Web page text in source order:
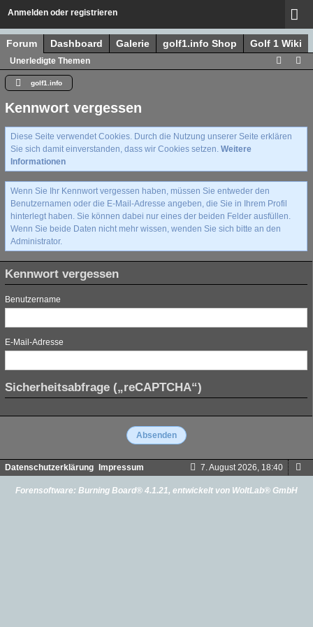
Anmelden oder registrieren
Forum Dashboard Galerie golf1.info Shop Golf 1 Wiki
Unerledigte Themen
golf1.info
Kennwort vergessen
Diese Seite verwendet Cookies. Durch die Nutzung unserer Seite erklären
Sie sich damit einverstanden, dass wir Cookies setzen. Weitere
Informationen
Wenn Sie Ihr Kennwort vergessen haben, müssen Sie entweder den
Benutzernamen oder die E-Mail-Adresse angeben, die Sie in Ihrem Profil
hinterlegt haben. Sie können dabei nur eines der beiden Felder ausfüllen.
Wenn Sie beide Daten nicht mehr wissen, wenden Sie sich bitte an den
Administrator.
Kennwort vergessen
Benutzername
E-Mail-Adresse
Sicherheitsabfrage („reCAPTCHA“)
Datenschutzerklärung Impressum 7. August 2026, 18:40
Forensoftware: Burning Board® 4.1.21, entwickelt von WoltLab® GmbH